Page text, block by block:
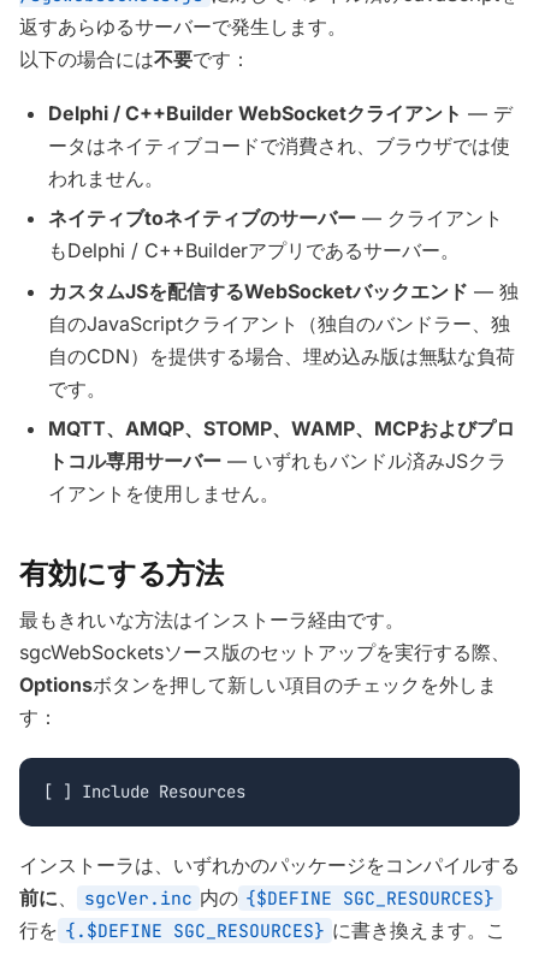
返すあらゆるサーバーで発生します。
以下の場合には不要です：
Delphi / C++Builder WebSocketクライアント — デ
ータはネイティブコードで消費され、ブラウザでは使
われません。
ネイティブtoネイティブのサーバー — クライアント
もDelphi / C++Builderアプリであるサーバー。
カスタムJSを配信するWebSocketバックエンド — 独
自のJavaScriptクライアント（独自のバンドラー、独
自のCDN）を提供する場合、埋め込み版は無駄な負荷
です。
MQTT、AMQP、STOMP、WAMP、MCPおよびプロ
トコル専用サーバー — いずれもバンドル済みJSクラ
イアントを使用しません。
有効にする方法
最もきれいな方法はインストーラ経由です。
sgcWebSocketsソース版のセットアップを実行する際、
Optionsボタンを押して新しい項目のチェックを外しま
す：
[ ] Include Resources
インストーラは、いずれかのパッケージをコンパイルする
前に、 sgcVer.inc 内の {$DEFINE SGC_RESOURCES}
行を {.$DEFINE SGC_RESOURCES} に書き換えます。こ